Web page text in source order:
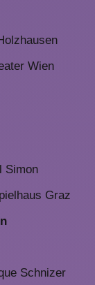
Wien
Simon
Graz
Schnizer